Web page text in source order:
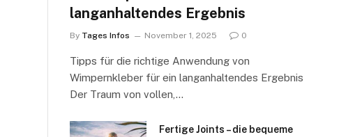
langanhaltendes Ergebnis
By Tages Infos November 1, 2025 0
Tipps für die richtige Anwendung von
Wimpernkleber für ein langanhaltendes Ergebnis
Der Traum von vollen,…
Fertige Joints – die bequeme